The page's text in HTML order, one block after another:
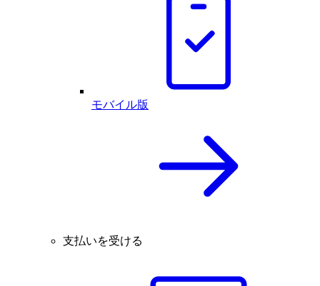
モバイル版
支払いを受ける